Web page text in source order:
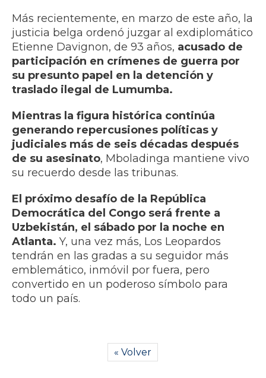
Más recientemente, en marzo de este año, la
justicia belga ordenó juzgar al exdiplomático
Etienne Davignon, de 93 años, acusado de
participación en crímenes de guerra por
su presunto papel en la detención y
traslado ilegal de Lumumba.
Mientras la figura histórica continúa
generando repercusiones políticas y
judiciales más de seis décadas después
de su asesinato, Mboladinga mantiene vivo
su recuerdo desde las tribunas.
El próximo desafío de la República
Democrática del Congo será frente a
Uzbekistán, el sábado por la noche en
Atlanta. Y, una vez más, Los Leopardos
tendrán en las gradas a su seguidor más
emblemático, inmóvil por fuera, pero
convertido en un poderoso símbolo para
todo un país.
« Volver